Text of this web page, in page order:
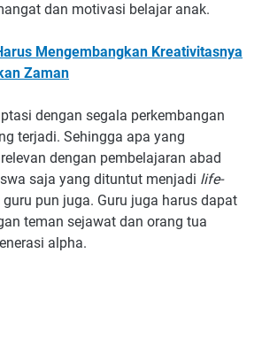
dan motivasi belajar anak.
Mengembangkan Kreativitasnya
Zaman
dengan segala perkembangan
terjadi. Sehingga apa yang
dengan pembelajaran abad
saja yang dituntut menjadi life-
guru pun juga. Guru juga harus dapat
teman sejawat dan orang tua
alpha.